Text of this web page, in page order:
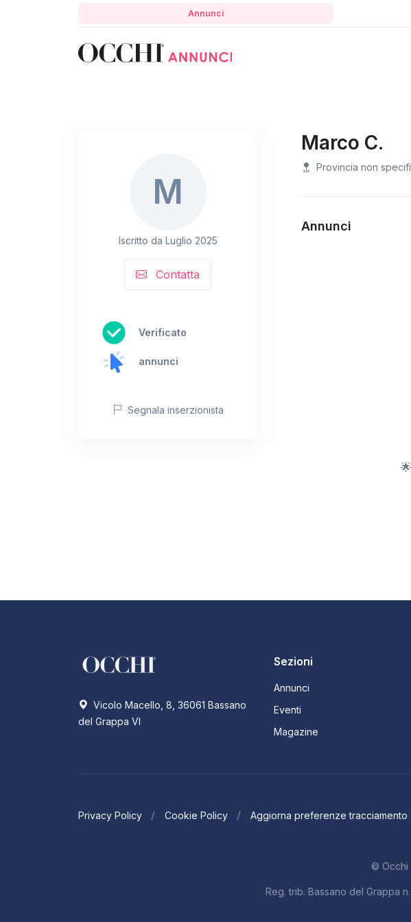
Annunci
M
Iscritto da Luglio 2025
Contatta
Verificato
annunci
Segnala inserzionista
Marco C.
Provincia non
Annunci
Vicolo Macello, 8, 36061 Bassano
del Grappa VI
Sezioni
Annunci
Eventi
Magazine
Privacy Policy Cookie Policy Aggiorna preferenze tracciamento
© Occhi
Reg. trib. Bassano del Grappa